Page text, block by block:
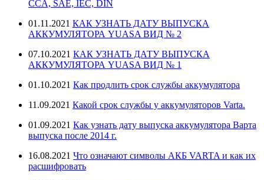
CCA, SAE, IEC, DIN
01.11.2021 КАК УЗНАТЬ ДАТУ ВЫПУСКА
АККУМУЛЯТОРА YUASA ВИД № 2
07.10.2021 КАК УЗНАТЬ ДАТУ ВЫПУСКА
АККУМУЛЯТОРА YUASA ВИД № 1
01.10.2021 Как продлить срок службы аккумулятора
11.09.2021 Какой срок службы у аккумуляторов Varta.
01.09.2021 Как узнать дату выпуска аккумулятора Варта
выпуска после 2014 г.
16.08.2021 Что означают символы АКБ VARTA и как их
расшифровать